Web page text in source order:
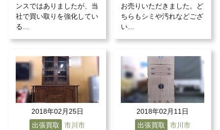
ンスではありましたが、当
社で買い取りを強化してい
る…
お売りいただきました。ど
ちらもシミや汚れなどござ
い…
2018年02月25日
出張買取
市川市
2018年02月11日
出張買取
市川市